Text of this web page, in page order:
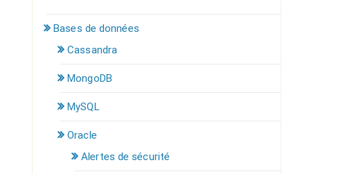
Bases de données
Cassandra
MongoDB
MySQL
Oracle
Alertes de sécurité